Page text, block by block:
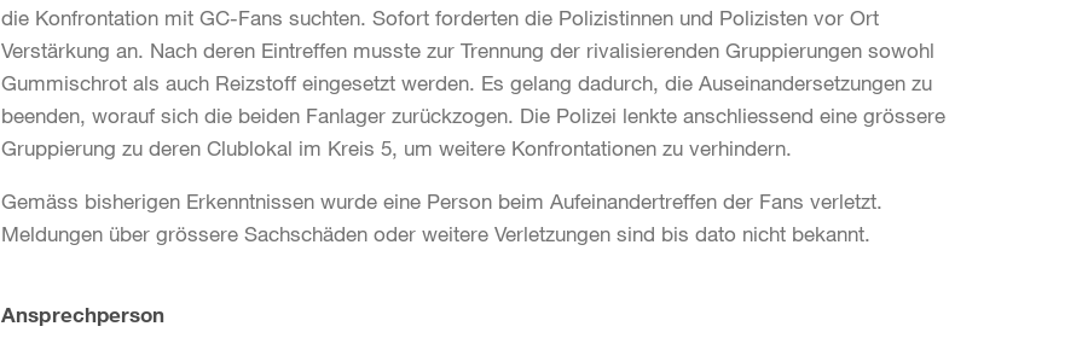
die Konfrontation mit GC-Fans suchten. Sofort forderten die Polizistinnen und Polizisten vor Ort
Verstärkung an. Nach deren Eintreffen musste zur Trennung der rivalisierenden Gruppierungen sowohl
Gummischrot als auch Reizstoff eingesetzt werden. Es gelang dadurch, die Auseinandersetzungen zu
beenden, worauf sich die beiden Fanlager zurückzogen. Die Polizei lenkte anschliessend eine grössere
Gruppierung zu deren Clublokal im Kreis 5, um weitere Konfrontationen zu verhindern.
Gemäss bisherigen Erkenntnissen wurde eine Person beim Aufeinandertreffen der Fans verletzt.
Meldungen über grössere Sachschäden oder weitere Verletzungen sind bis dato nicht bekannt.
Weitere
Ansprechperson